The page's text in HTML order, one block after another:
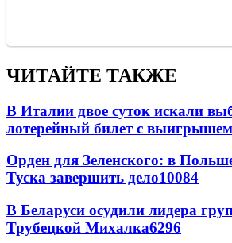
ЧИТАЙТЕ ТАКЖЕ
В Италии двое суток искали
лотерейный билет с выигрышем
Орден для Зеленского: в
Туска завершить дело10084
В Беларуси осудили лидера
Трубецкой Михалка6296